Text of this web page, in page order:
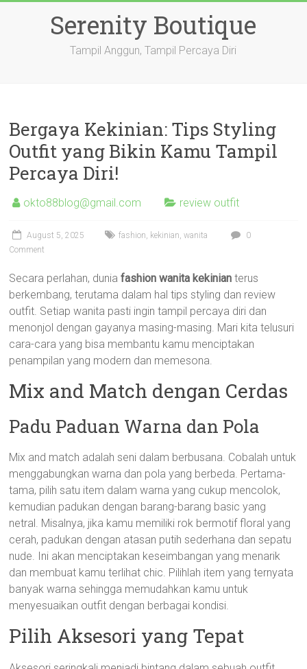
Serenity Boutique
Tampil Anggun, Tampil Percaya Diri
Bergaya Kekinian: Tips Styling
Outfit yang Bikin Kamu Tampil
Percaya Diri!
okto88blog@gmail.com review outfit
August 5, 2025 fashion, kekinian,wanita
0
Comment
Secara perlahan, duniafashion wanita kekinian terus
berkembang, terutama dalam hal tips styling dan review
outfit. Setiap wanita pasti ingin tampil percaya diri dan
menonjol dengan gayanya masing-masing. Mari kita telusuri
cara-cara yang bisa membantu kamu menciptakan
penampilan yang modern dan memesona.
Mix and Match dengan Cerdas
Padu Paduan Warna dan Pola
Mix and match adalah seni dalam berbusana. Cobalah untuk
menggabungkan warna dan pola yang berbeda. Pertama-
tama, pilih satu item dalam warna yang cukup mencolok,
kemudian padukan dengan barang-barang basic yang
netral. Misalnya, jika kamu memiliki rok bermotif floral yang
cerah, padukan dengan atasan putih sederhana dan sepatu
nude. Ini akan menciptakan keseimbangan yang menarik
dan membuat kamu terlihat chic. Pilihlah item yang ternyata
banyak warna sehingga memudahkan kamu untuk
menyesuaikan outfit dengan berbagai kondisi.
Pilih Aksesori yang Tepat